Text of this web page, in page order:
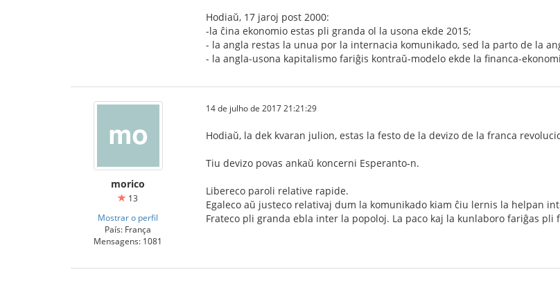
Hodiaŭ, 17 jaroj post 2000:
-la ĉina ekonomio estas pli granda ol la usona ekde 2015;
- la angla restas la unua por la internacia komunikado, sed la parto de la
- la angla-usona kapitalismo fariĝis kontraŭ-modelo ekde la financa-
morico
13
Mostrar o perfil
País: França
Mensagens: 1081
14 de julho de 2017 21:21:29
Hodiaŭ, la dek kvaran julion, estas la festo de la devizo de la franca
Tiu devizo povas ankaŭ koncerni Esperanto-n.
Libereco paroli relative rapide.
Egaleco aŭ justeco relativaj dum la komunikado kiam ĉiu lernis la helpan
Frateco pli granda ebla inter la popoloj. La paco kaj la kunlaboro fariĝas